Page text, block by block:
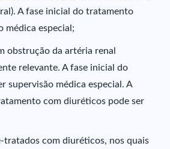
A fase inicial do tratamento
médica especial;
obstrução da artéria renal
relevante. A fase inicial do
supervisão médica especial. A
com diuréticos pode ser
tratados com diuréticos, nos quais